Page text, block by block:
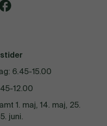
6.45-15.00
12.00
1. maj, 14. maj, 25.
juni.